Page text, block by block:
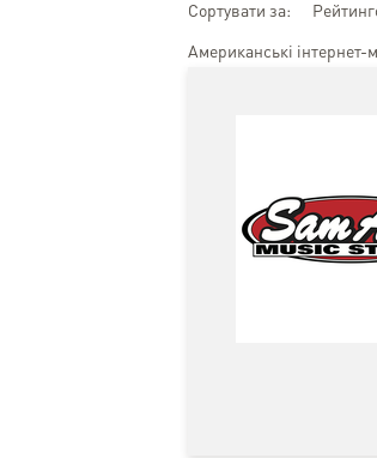
Сортувати за:
Американські інтернет-